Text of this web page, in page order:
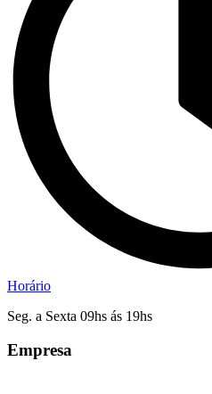
Horário
Seg. a Sexta 09hs ás 19hs
Empresa